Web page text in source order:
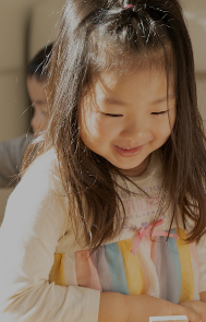
各園のブログ
2026.08.06 赤しそジ
5 【そら組】誕生会
一覧を見る